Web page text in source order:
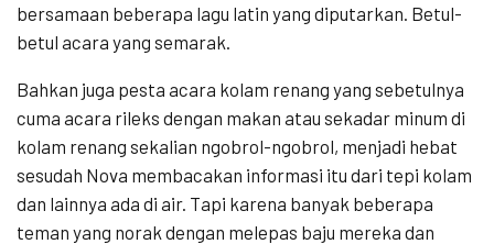
bersamaan beberapa lagu latin yang diputarkan. Betul-
betul acara yang semarak.
Bahkan juga pesta acara kolam renang yang sebetulnya
cuma acara rileks dengan makan atau sekadar minum di
kolam renang sekalian ngobrol-ngobrol, menjadi hebat
sesudah Nova membacakan informasi itu dari tepi kolam
dan lainnya ada di air. Tapi karena banyak beberapa
teman yang norak dengan melepas baju mereka dan